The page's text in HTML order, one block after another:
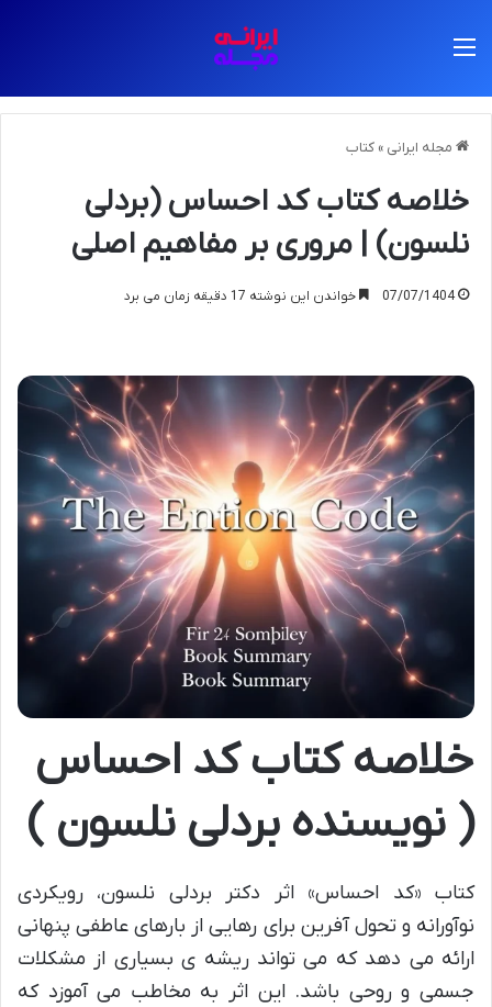
مجله ایرانی » کتاب
خلاصه کتاب کد احساس (بردلی
نلسون) | مروری بر مفاهیم اصلی
07/07/1404 خواندن این نوشته 17 دقیقه زمان می برد
خلاصه کتاب کد احساس
( نویسنده بردلی نلسون )
کتاب «کد احساس» اثر دکتر بردلی نلسون، رویکردی
نوآورانه و تحول آفرین برای رهایی از بارهای عاطفی پنهانی
ارائه می دهد که می تواند ریشه ی بسیاری از مشکلات
جسمی و روحی باشد. این اثر به مخاطب می آموزد که